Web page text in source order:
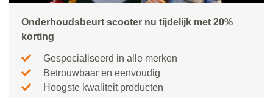
Onderhoudsbeurt scooter nu tijdelijk met 20%
korting
Gespecialiseerd in alle merken
Betrouwbaar en eenvoudig
Hoogste kwaliteit producten